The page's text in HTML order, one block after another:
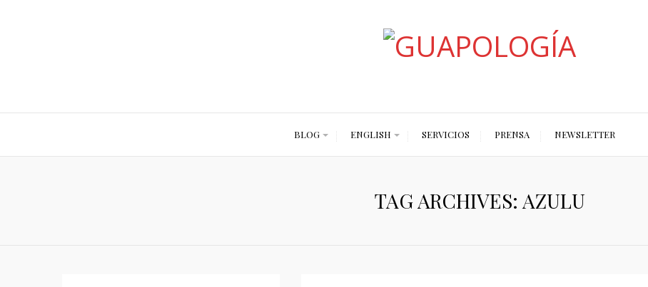
BLOG ENGLISH SERVICIOS PRENSA NEWSLETTER
TAG ARCHIVES: AZULU